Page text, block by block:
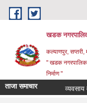
Skip to main content
खडक
कल्याणपुर,
" खडक
निर्माण "
ताजा समाचार व्यवसाय